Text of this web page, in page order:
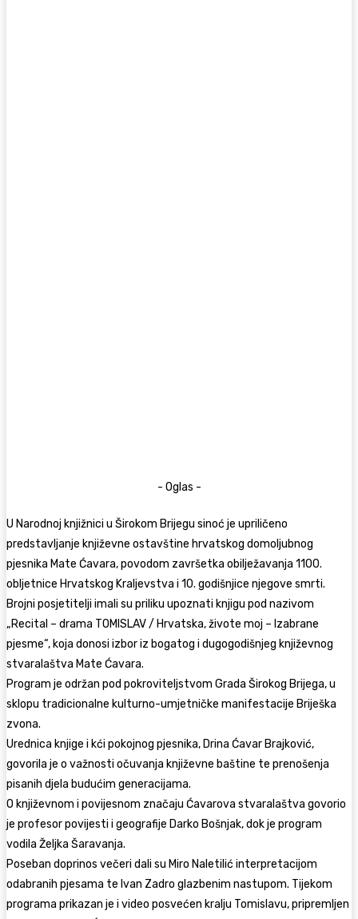
- Oglas -
U Narodnoj knjižnici u Širokom Brijegu sinoć je upriličeno
predstavljanje književne ostavštine hrvatskog domoljubnog
pjesnika Mate Ćavara, povodom završetka obilježavanja 1100.
obljetnice Hrvatskog Kraljevstva i 10. godišnjice njegove smrti.
Brojni posjetitelji imali su priliku upoznati knjigu pod nazivom
„Recital – drama TOMISLAV / Hrvatska, živote moj – Izabrane
pjesme“, koja donosi izbor iz bogatog i dugogodišnjeg književnog
stvaralaštva Mate Ćavara.
Program je održan pod pokroviteljstvom Grada Širokog Brijega, u
sklopu tradicionalne kulturno-umjetničke manifestacije Briješka
zvona.
Urednica knjige i kći pokojnog pjesnika, Drina Ćavar Brajković,
govorila je o važnosti očuvanja književne baštine te prenošenja
pisanih djela budućim generacijama.
O književnom i povijesnom značaju Ćavarova stvaralaštva govorio
je profesor povijesti i geografije Darko Bošnjak, dok je program
vodila Željka Šaravanja.
Poseban doprinos večeri dali su Miro Naletilić interpretacijom
odabranih pjesama te Ivan Zadro glazbenim nastupom. Tijekom
programa prikazan je i video posvećen kralju Tomislavu, pripremljen